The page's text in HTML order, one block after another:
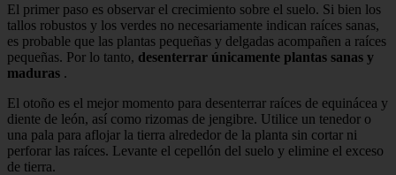
El primer paso es observar el crecimiento sobre el suelo. Si bien los
tallos robustos y los verdes no necesariamente indican raíces sanas,
es probable que las plantas pequeñas y delgadas acompañen a raíces
pequeñas. Por lo tanto, desenterrar únicamente plantas sanas y
maduras .
El otoño es el mejor momento para desenterrar raíces de equinácea y
diente de león, así como rizomas de jengibre. Utilice un tenedor o
una pala para aflojar la tierra alrededor de la planta sin cortar ni
perforar las raíces. Levante el cepellón del suelo y elimine el exceso
de tierra.